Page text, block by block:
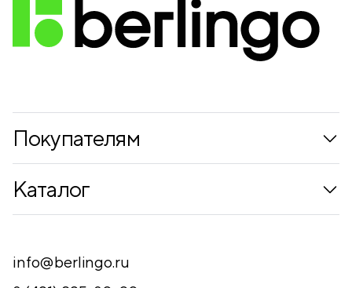
Покупателям
Контакты
Каталог
Письменные принадлежности
info@berlingo.ru